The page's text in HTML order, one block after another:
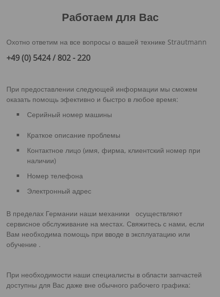
Работаем для Вас
Охотно ответим на все вопросы о вашей технике Strautmann
+49 (0) 5424 / 802 - 220
При предоставлении следующей информации мы сможем
оказать помощь эфективно и быстро в любое время:
Серийный номер машины
Краткое описание проблемы
Контактное лицо (имя, фирма, клиентский номер при
наличии)
Номер телефона
Электронный адрес
В пределах Германии наши механики осуществляют
сервисное обслуживание на местах. Свяжитесь с нами, если
Вам необходима помощь при вводе в эксплуатацию или
обучение .
При необходимости наши специалисты в области запчастей
доступны для Вас даже вне обычного рабочего графика: